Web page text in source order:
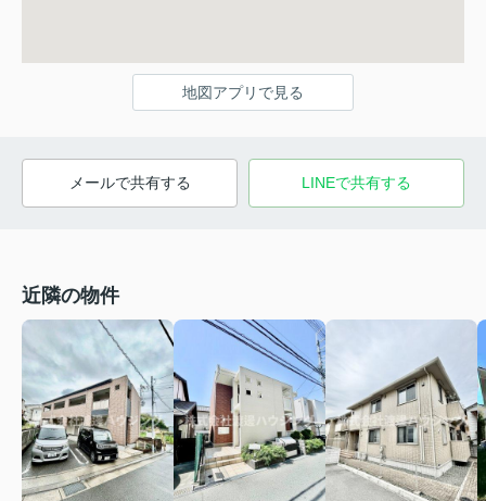
地図アプリで見る
メールで共有する LINEで共有する
近隣の物件